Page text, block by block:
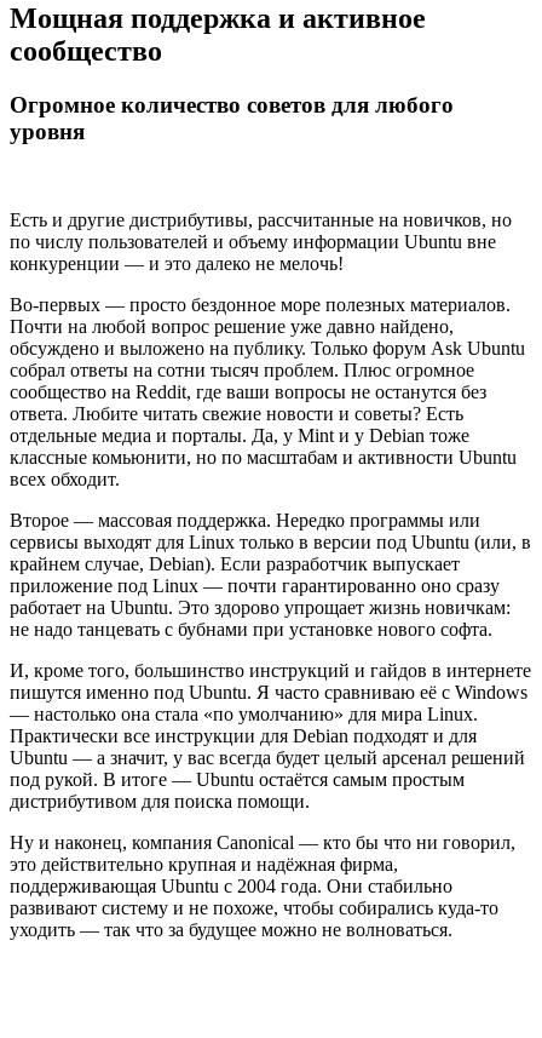
Мощная поддержка и активное
сообщество
Огромное количество советов для любого
уровня
Есть и другие дистрибутивы, рассчитанные на новичков, но
по числу пользователей и объему информации Ubuntu вне
конкуренции — и это далеко не мелочь!
Во-первых — просто бездонное море полезных материалов.
Почти на любой вопрос решение уже давно найдено,
обсуждено и выложено на публику. Только форум Ask Ubuntu
собрал ответы на сотни тысяч проблем. Плюс огромное
сообщество на Reddit, где ваши вопросы не останутся без
ответа. Любите читать свежие новости и советы? Есть
отдельные медиа и порталы. Да, у Mint и у Debian тоже
классные комьюнити, но по масштабам и активности Ubuntu
всех обходит.
Второе — массовая поддержка. Нередко программы или
сервисы выходят для Linux только в версии под Ubuntu (или, в
крайнем случае, Debian). Если разработчик выпускает
приложение под Linux — почти гарантированно оно сразу
работает на Ubuntu. Это здорово упрощает жизнь новичкам:
не надо танцевать с бубнами при установке нового софта.
И, кроме того, большинство инструкций и гайдов в интернете
пишутся именно под Ubuntu. Я часто сравниваю её с Windows
— настолько она стала «по умолчанию» для мира Linux.
Практически все инструкции для Debian подходят и для
Ubuntu — а значит, у вас всегда будет целый арсенал решений
под рукой. В итоге — Ubuntu остаётся самым простым
дистрибутивом для поиска помощи.
Ну и наконец, компания Canonical — кто бы что ни говорил,
это действительно крупная и надёжная фирма,
поддерживающая Ubuntu с 2004 года. Они стабильно
развивают систему и не похоже, чтобы собирались куда-то
уходить — так что за будущее можно не волноваться.